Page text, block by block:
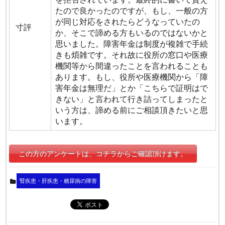
寸評
たので良かったのですが、もし、一般の方
が同じ対応をされたらどうなっていたの
か、そこで諦める方もいるのではないかと
思いました。障害年金は制度が複雑で手続
きも煩雑です。それ故に役所の窓口や医療
機関等から間違ったことを言われることも
あります。もし、役所や医療機関から「障
害年金は無理だ」とか「こちらで証明はで
きない」と言われて行き詰ってしまったと
いう方は、諦める前にご相談頂きたいと思
います。
この方のアンケートは、コチラからご確認頂けます。
腎疾患・肝疾患・糖尿病の障害